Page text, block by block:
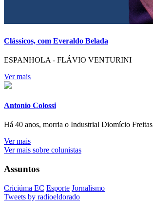
Clássicos, com Everaldo Belada
ESPANHOLA - FLÁVIO VENTURINI
Ver mais
Antonio Colossi
Há 40 anos, morria o Industrial Diomício Freitas
Ver mais
Ver mais sobre colunistas
Assuntos
Criciúma EC Esporte Jornalismo
Tweets by radioeldorado